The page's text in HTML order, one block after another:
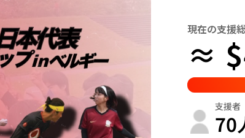
三重 滋賀 京都
鳥取 島根 岡山 広島
香川 高知
福岡 佐賀 長崎 熊本 鹿児島
現在の支援
≈
支援者
70